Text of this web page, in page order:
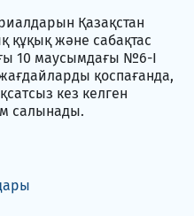
Қазақстан
құқық және сабақтас
10 маусымдағы №6-I
қоспағанда,
кез келген
салынады.